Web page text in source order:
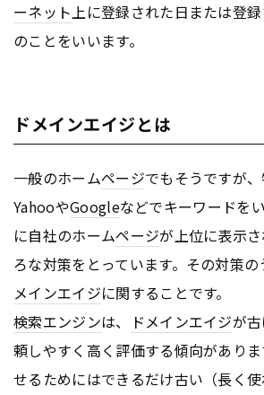
ーネット上に登録された日または登
のことをいいます。
ドメインエイジとは
一般のホームページでもそうですが、
YahooやGoogleなどでキーワードを
に自社のホームページが上位に表示
ろな対策をとっています。その対策
メインエイジに関することです。
検索エンジンは、 ドメインエイジが
頼しやすく高く評価する傾向があり
せるためにはできるだけ古い（長く使